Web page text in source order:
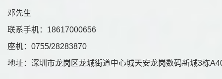
邓先生
联系手机：18617000656
座机：0755/28283870
地址：深圳市龙岗区龙城街道中心城天安龙岗数码新城3栋